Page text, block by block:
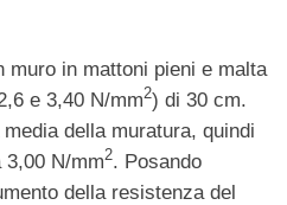
muro in mattoni pieni e malta
e 3,40 N/mm2) di 30 cm.
della muratura, quindi
3,00 N/mm2. Posando
della resistenza del